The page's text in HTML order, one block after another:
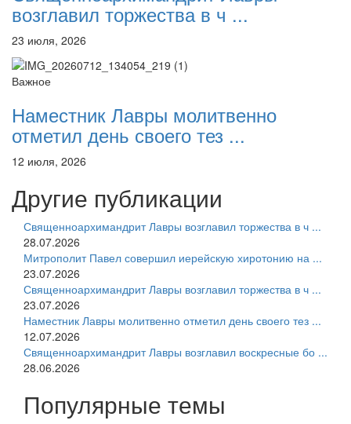
возглавил торжества в ч ...
23 июля, 2026
Важное
Наместник Лавры молитвенно
отметил день своего тез ...
12 июля, 2026
Другие публикации
Священноархимандрит Лавры возглавил торжества в ч ...
28.07.2026
Митрополит Павел совершил иерейскую хиротонию на ...
23.07.2026
Священноархимандрит Лавры возглавил торжества в ч ...
23.07.2026
Наместник Лавры молитвенно отметил день своего тез ...
12.07.2026
Священноархимандрит Лавры возглавил воскресные бо ...
28.06.2026
Популярные темы